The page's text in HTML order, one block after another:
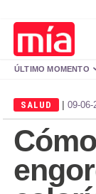
ÚLTIMO MOMENTO
SALUD | 09-06-